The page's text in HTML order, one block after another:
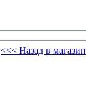
<<< Назад в магазин